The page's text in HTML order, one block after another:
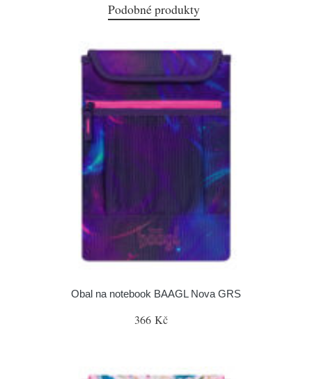
Podobné produkty
Obal na notebook BAAGL Nova GRS
366 Kč